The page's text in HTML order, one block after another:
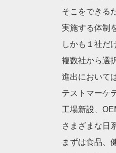
そこをできる
実施する体制
しかも１社だ
複数社から選
進出において
テストマーケ
工場新設、
さまざまな日
まずは食品、